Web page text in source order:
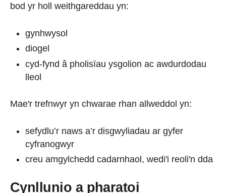
bod yr holl weithgareddau yn:
gynhwysol
diogel
cyd-fynd â pholisïau ysgolion ac awdurdodau
lleol
Mae'r trefnwyr yn chwarae rhan allweddol yn:
sefydlu’r naws a’r disgwyliadau ar gyfer
cyfranogwyr
creu amgylchedd cadarnhaol, wedi'i reoli'n dda
Cynllunio a pharatoi